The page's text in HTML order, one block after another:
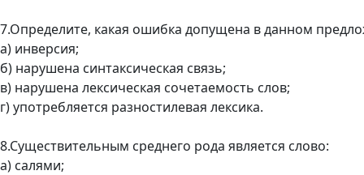
7.Определите, какая ошибка допущена в данном
а) инверсия;
б) нарушена синтаксическая связь;
в) нарушена лексическая сочетаемость слов;
г) употребляется разностилевая лексика.
8.Существительным среднего рода является слово:
а) салями;